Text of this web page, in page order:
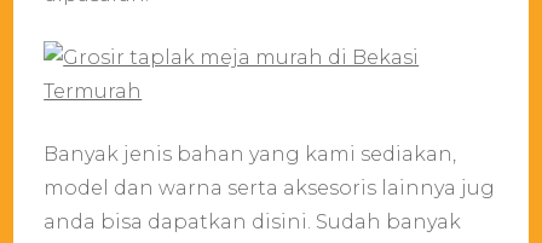
Banyak jenis bahan yang kami sediakan,
model dan warna serta aksesoris lainnya jug
anda bisa dapatkan disini. Sudah banyak